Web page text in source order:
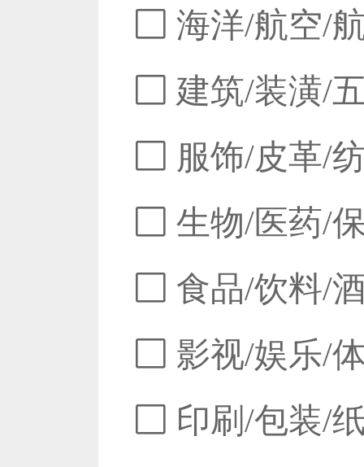
海洋/航空/
建筑/装潢/
服饰/皮革/
生物/医药/
食品/饮料/
影视/娱乐/
印刷/包装/